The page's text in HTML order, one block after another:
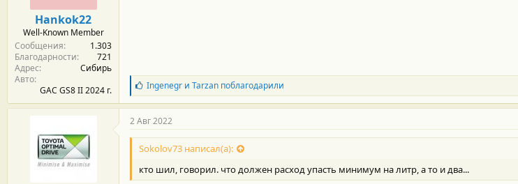
Hankok22
Well-Known Member
Сообщения
1.303
Благодарности
721
Адрес
Сибирь
Авто
GAC GS8 II 2024 г.
Б
л
а
г
о
д
а
н
Ingenegrи Tarzanпоблагодарили
2 Авг 2022
Sokolov73 написал(а):
кто шил, говорил. что должен расход упасть минимум на литр, а то и два...